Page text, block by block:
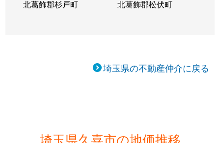
北葛飾郡杉戸町 北葛飾郡松伏町
埼玉県の不動産仲介に戻る
埼玉県久喜市の地価推移